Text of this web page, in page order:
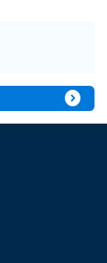
expand_circle_right